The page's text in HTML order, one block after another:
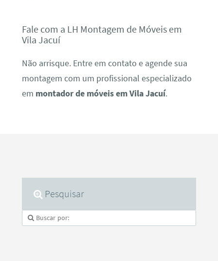
Fale com a LH Montagem de Móveis em
Vila Jacuí
Não arrisque. Entre em contato e agende sua
montagem com um profissional especializado
em montador de móveis em Vila Jacuí.
Pesquisar